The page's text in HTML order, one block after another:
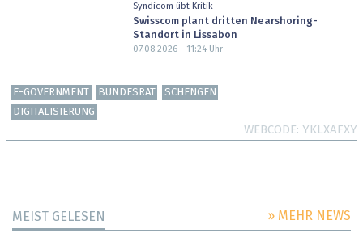
Syndicom übt Kritik
Swisscom plant dritten Nearshoring-
Standort in Lissabon
07.08.2026 - 11:24Uhr
E-GOVERNMENT BUNDESRAT
SCHENGEN
DIGITALISIERUNG
WEBCODE YKLXAFXY
MEIST GELESEN » MEHR NEWS